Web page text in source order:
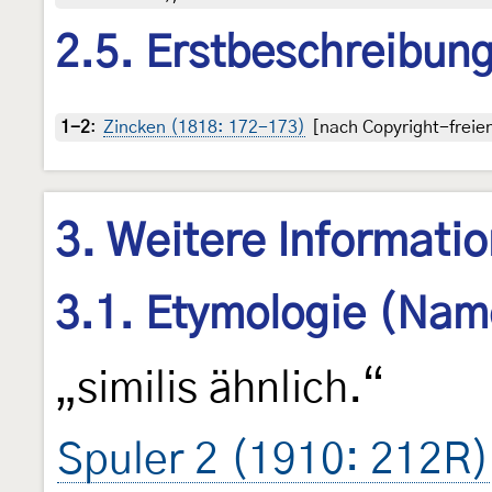
2.5.
1-2: Zincken (1818: 172-173) [nach Copyright-
3. Weitere
3.1. Etymologie
„similis ähnlich.“
Spuler 2 (1910: 212R)